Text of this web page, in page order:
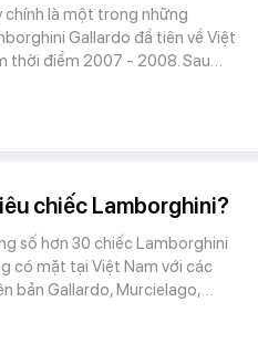
chính là một trong những
Gallardo đầ tiên về Việt
thời điểm 2007 - 2008. Sau…
chiếc Lamborghini?
số hơn 30 chiếc Lamborghini
có mặt tại Việt Nam với các
bản Gallardo, Murcielago,…